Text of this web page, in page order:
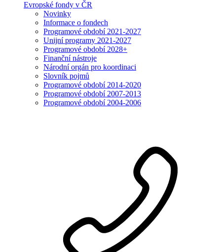
Evropské fondy v ČR
Novinky
Informace o fondech
Programové období 2021-2027
Unijní programy 2021-2027
Programové období 2028+
Finanční nástroje
Národní orgán pro koordinaci
Slovník pojmů
Programové období 2014-2020
Programové období 2007-2013
Programové období 2004-2006